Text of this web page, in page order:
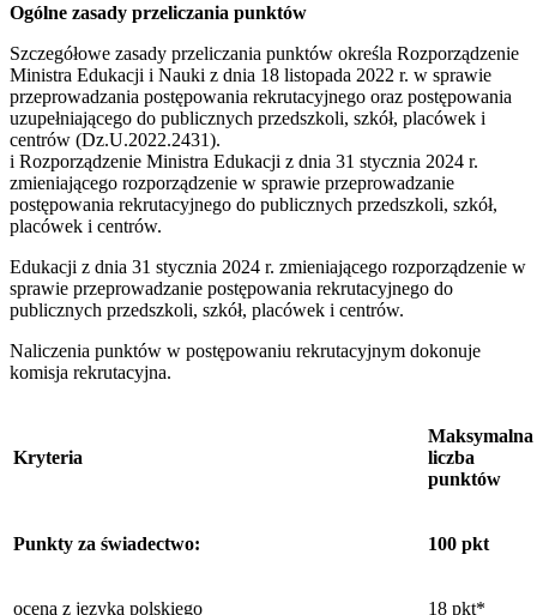
Ogólne zasady przeliczania punktów
Szczegółowe zasady przeliczania punktów określa Rozporządzenie
Ministra Edukacji i Nauki z dnia 18 listopada 2022 r. w sprawie
przeprowadzania postępowania rekrutacyjnego oraz postępowania
uzupełniającego do publicznych przedszkoli, szkół, placówek i
centrów (Dz.U.2022.2431).
i Rozporządzenie Ministra Edukacji z dnia 31 stycznia 2024 r.
zmieniającego rozporządzenie w sprawie przeprowadzanie
postępowania rekrutacyjnego do publicznych przedszkoli, szkół,
placówek i centrów.
Edukacji z dnia 31 stycznia 2024 r. zmieniającego rozporządzenie w
sprawie przeprowadzanie postępowania rekrutacyjnego do
publicznych przedszkoli, szkół, placówek i centrów.
Naliczenia punktów w postępowaniu rekrutacyjnym dokonuje
komisja rekrutacyjna.
Kryteria
Maksymalna
liczba
punktów
Punkty za świadectwo: 100 pkt
ocena z języka polskiego 18 pkt*